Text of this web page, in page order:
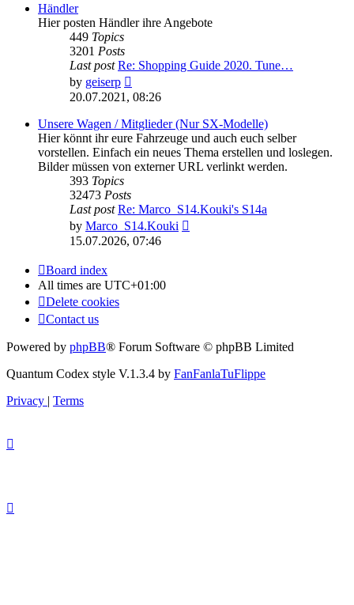
Händler
Hier posten Händler ihre Angebote
449 Topics
3201 Posts
Last post Re: Shopping Guide 2020. Tune…
by geiserp
the
post
20.07.2021, 08:26
Unsere Wagen / Mitglieder (Nur SX-Modelle)
Hier könnt ihr eure Fahrzeuge und auch euch selber
vorstellen. Einfach ein neues Thema erstellen und loslegen.
Bilder müssen von externer URL verlinkt werden.
393 Topics
32473 Posts
Last post Re: Marco_S14.Kouki's S14a
by Marco_S14.Kouki
15.07.2026, 07:46
Board index
All times are UTC+01:00
Delete cookies
Contact us
Powered by phpBB® Forum Software © phpBB Limited
Quantum Codex style V.1.3.4 by FanFanlaTuFlippe
Privacy | Terms